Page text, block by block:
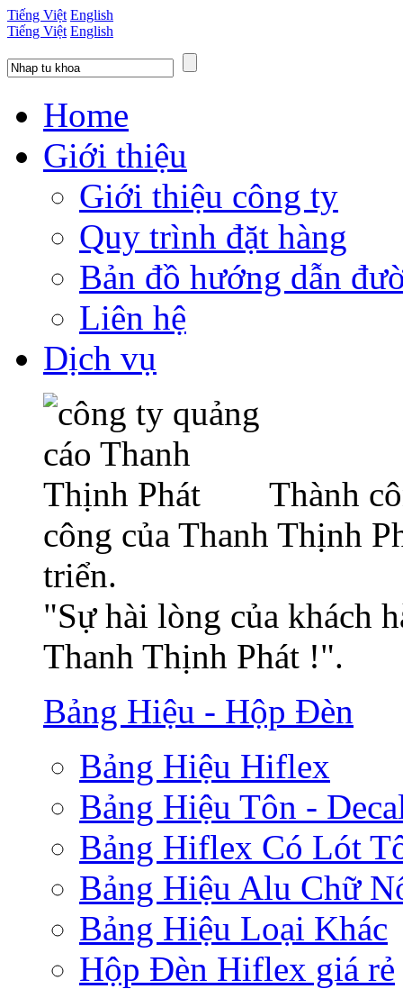
Tiếng Việt English
Tiếng Việt English
Home
Giới thiệu
Giới thiệu công ty
Quy trình đặt hàng
Bản đồ hướng dẫn
Liên hệ
Dịch vụ
Thành
công của Thanh Thịnh
triển.
"Sự hài lòng của khách
Thanh Thịnh Phát !".
Bảng Hiệu - Hộp Đèn
Bảng Hiệu Hiflex
Bảng Hiệu Tôn -
Bảng Hiflex Có Lót
Bảng Hiệu Alu Chữ
Bảng Hiệu Loại Khác
Hộp Đèn Hiflex giá rẻ